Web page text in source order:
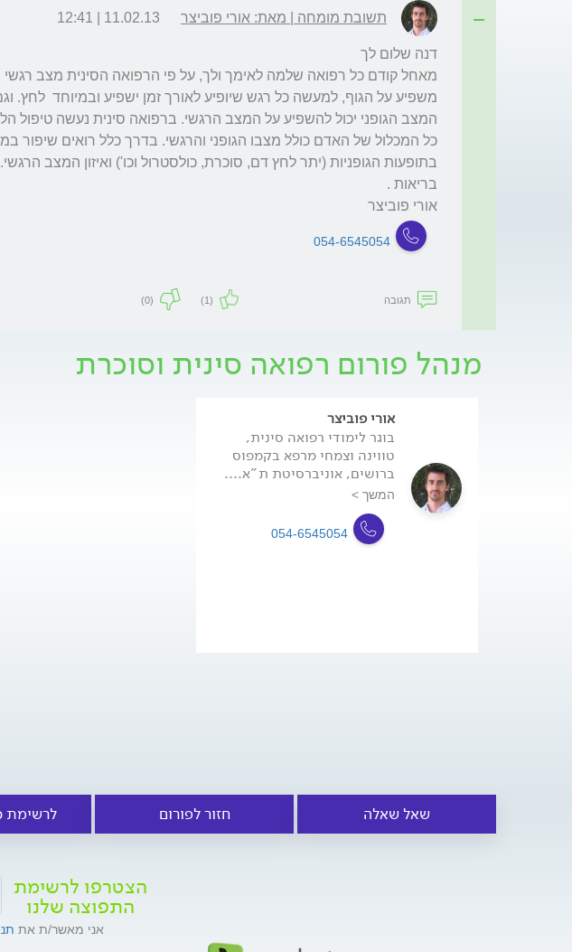
תשובת מומחה | מאת: אורי פוביצר 11.02.13 | 12:41
אורי פוביצר
054-6545054
תגובה (1)
(0)
מנהל פורום רפואה סינית וסוכרת
אורי פוביצר
בוגר לימודי רפואה סינית,
טווינה וצמחי מרפא בקמפוס
ברושים, אוניברסיטת ת"א....
המשך >
054-6545054
שאל שאלה חזור לפורום לרשימת
הצטרפו לרשימת
התפוצה שלנו
אני מאשר/ת את